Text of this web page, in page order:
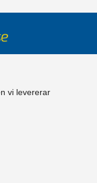
vi levererar